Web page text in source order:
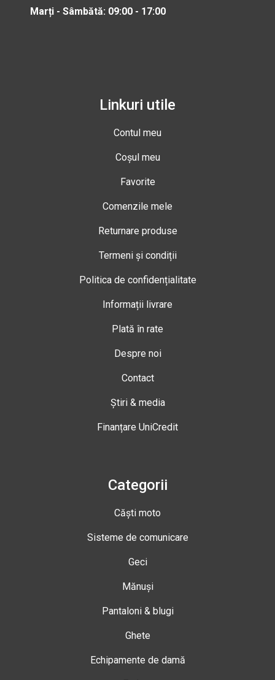
Marți - Sâmbătă: 09:00 - 17:00
Linkuri utile
Contul meu
Coșul meu
Favorite
Comenzile mele
Returnare produse
Termeni și condiții
Politica de confidențialitate
Informații livrare
Plată în rate
Despre noi
Contact
Știri & media
Finanțare UniCredit
Categorii
Căști moto
Sisteme de comunicare
Geci
Mănuși
Pantaloni & blugi
Ghete
Echipamente de damă